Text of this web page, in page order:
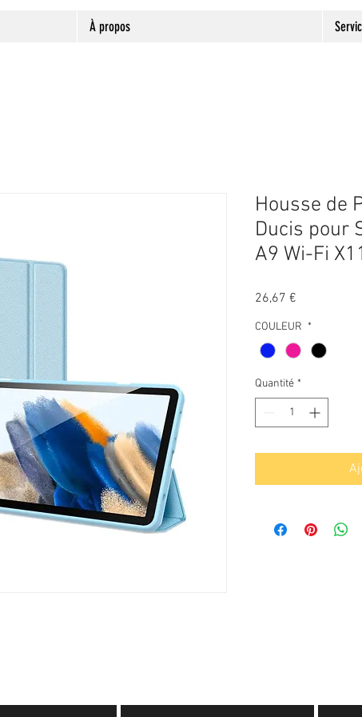
À propos
Housse de
Ducis pour
A9 Wi-Fi
26,67 €
COULEUR *
Quantité *